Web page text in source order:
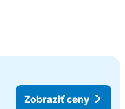
Zobraziť ceny